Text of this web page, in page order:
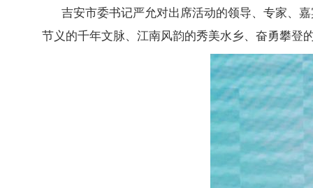
吉安市委书记严允对出席活动的领导、专家、
节义的千年文脉、江南风韵的秀美水乡、奋勇攀登